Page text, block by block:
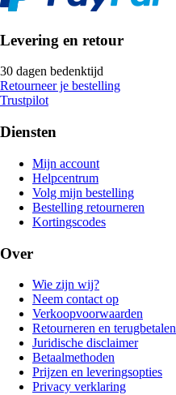
Levering en retour
30 dagen bedenktijd
Retourneer je bestelling
Trustpilot
Diensten
Mijn account
Helpcentrum
Volg mijn bestelling
Bestelling retourneren
Kortingscodes
Over
Wie zijn wij?
Neem contact op
Verkoopvoorwaarden
Retourneren en terugbetalen
Juridische disclaimer
Betaalmethoden
Prijzen en leveringsopties
Privacy verklaring